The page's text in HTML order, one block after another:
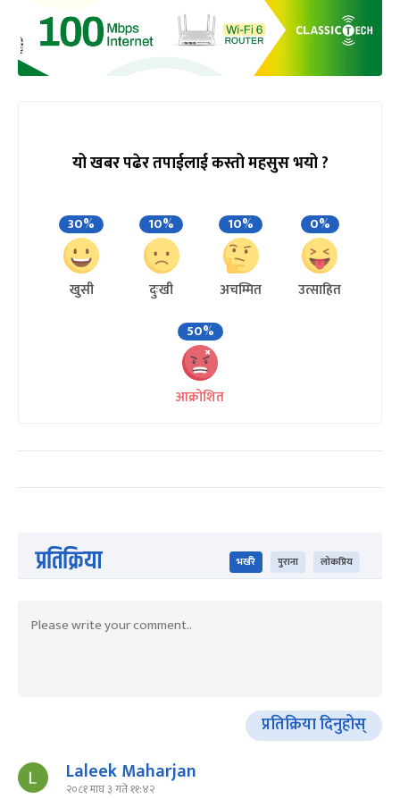
यो खबर पढेर तपाईलाई कस्तो महसुस भयो ?
30%
खुसी
10%
दुःखी
10%
अचम्मित
0%
उत्साहित
50%
आक्रोशित
प्रतिक्रिया भर्खरै पुराना लोकप्रिय
प्रतिक्रिया दिनुहोस्
Laleek Maharjan
२०८१ माघ ३ गते ११:४२